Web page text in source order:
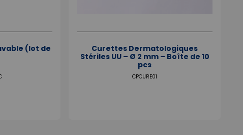
(lot de
Curettes Dermatologiques
Stériles UU – Ø 2 mm – Boîte de 10
pcs
CPCURE01